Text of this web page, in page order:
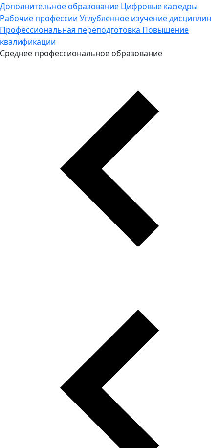
Дополнительное образование Цифровые кафедры
Рабочие профессии Углубленное изучение дисциплин
Профессиональная переподготовка Повышение
квалификации
Среднее профессиональное образование